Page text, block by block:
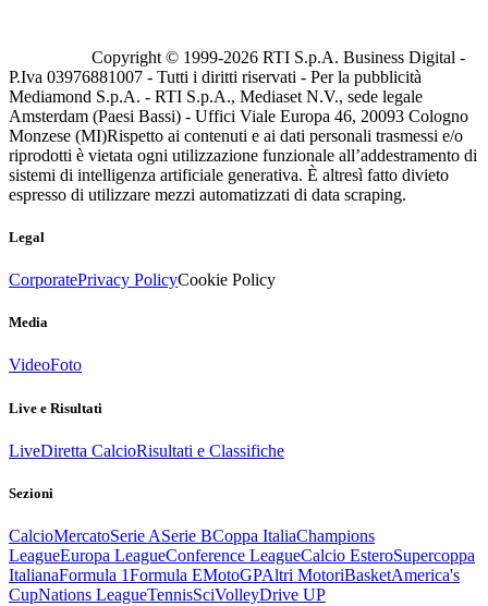
Copyright © 1999-2026 RTI S.p.A. Business Digital -
P.Iva 03976881007 - Tutti i diritti riservati - Per la pubblicità
Mediamond S.p.A. - RTI S.p.A., Mediaset N.V., sede legale
Amsterdam (Paesi Bassi) - Uffici Viale Europa 46, 20093 Cologno
Monzese (MI)Rispetto ai contenuti e ai dati personali trasmessi e/o
riprodotti è vietata ogni utilizzazione funzionale all’addestramento di
sistemi di intelligenza artificiale generativa. È altresì fatto divieto
espresso di utilizzare mezzi automatizzati di data scraping.
Legal
CorporatePrivacy PolicyCookie Policy
Media
VideoFoto
Live e Risultati
LiveDiretta CalcioRisultati e Classifiche
Sezioni
CalcioMercatoSerie ASerie BCoppa ItaliaChampions
LeagueEuropa LeagueConference LeagueCalcio EsteroSupercoppa
ItalianaFormula 1Formula EMotoGPAltri MotoriBasketAmerica's
CupNations LeagueTennisSciVolleyDrive UP